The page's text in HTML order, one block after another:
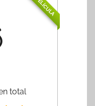
PELÍCULA
total